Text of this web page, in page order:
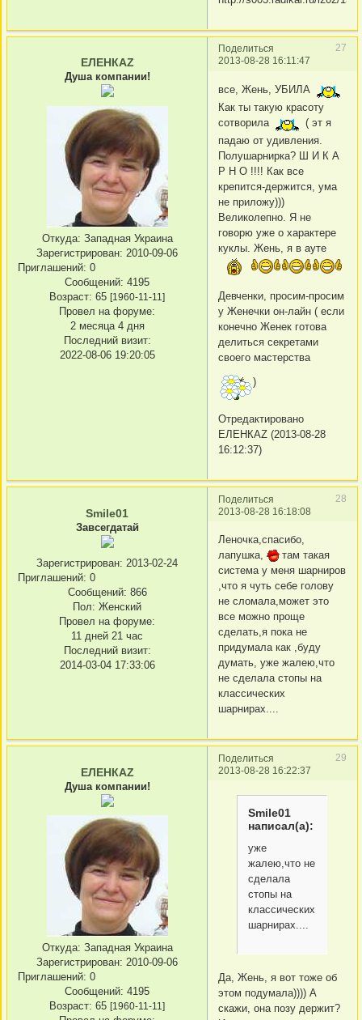
Поделиться
27
2013-08-28 16:11:47
ЕЛЕНКАZ
Душа компании!
Откуда: Западная Украина
Зарегистрирован: 2010-09-06
Приглашений: 0
Сообщений: 4195
Возраст: 65 [1960-11-11]
Провел на форуме:
2 месяца 4 дня
Последний визит:
2022-08-06 19:20:05
все, Жень, УБИЛА
Как ты такую красоту
сотворила
( эт я
падаю от удивления.
Полушарнирка? Ш И К А
Р Н О !!!! Как все
крепится-держится, ума
не приложу)))
Великолепно. Я не
говорю уже о характере
куклы. Жень, я в ауте
Девченки, просим-просим
у Женечки он-лайн ( если
конечно Женек готова
делиться секретами
своего мастерства
)
Отредактировано
ЕЛЕНКАZ (2013-08-28
16:12:37)
Поделиться
28
2013-08-28 16:18:08
Smile01
Завсегдатай
Зарегистрирован: 2013-02-24
Приглашений: 0
Сообщений: 866
Пол: Женский
Провел на форуме:
11 дней 21 час
Последний визит:
2014-03-04 17:33:06
Леночка,спасибо,
лапушка,
там такая
система у меня шарниров
,что я чуть себе голову
не сломала,может это
все можно проще
сделать,я пока не
придумала как ,буду
думать, уже жалею,что
не сделала стопы на
классических
шарнирах....
Поделиться
29
2013-08-28 16:22:37
ЕЛЕНКАZ
Душа компании!
Откуда: Западная Украина
Зарегистрирован: 2010-09-06
Приглашений: 0
Сообщений: 4195
Возраст: 65 [1960-11-11]
Smile01
написал(а):
уже
жалею,что не
сделала
стопы на
классических
шарнирах....
Да, Жень, я вот тоже об
этом подумала)))) А
скажи, она позу держит?